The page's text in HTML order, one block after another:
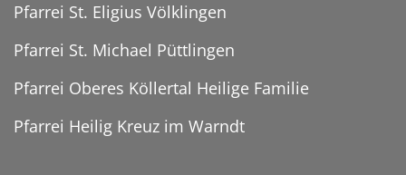
Pfarrei St. Eligius Völklingen
Pfarrei St. Michael Püttlingen
Pfarrei Oberes Köllertal Heilige Familie
Pfarrei Heilig Kreuz im Warndt